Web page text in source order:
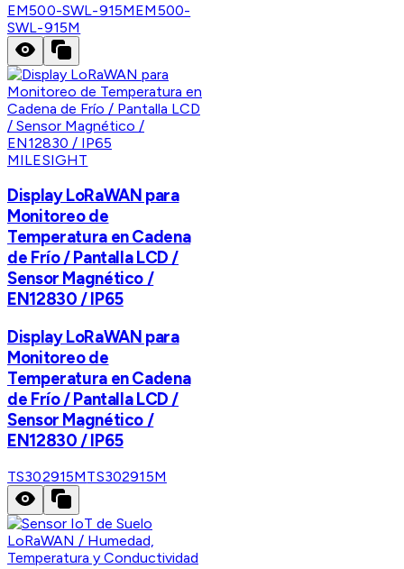
EM500-SWL-915MEM500-
SWL-915M
MILESIGHT
Display LoRaWAN para
Monitoreo de
Temperatura en Cadena
de Frío / Pantalla LCD /
Sensor Magnético /
EN12830 / IP65
Display LoRaWAN para
Monitoreo de
Temperatura en Cadena
de Frío / Pantalla LCD /
Sensor Magnético /
EN12830 / IP65
TS302915MTS302915M